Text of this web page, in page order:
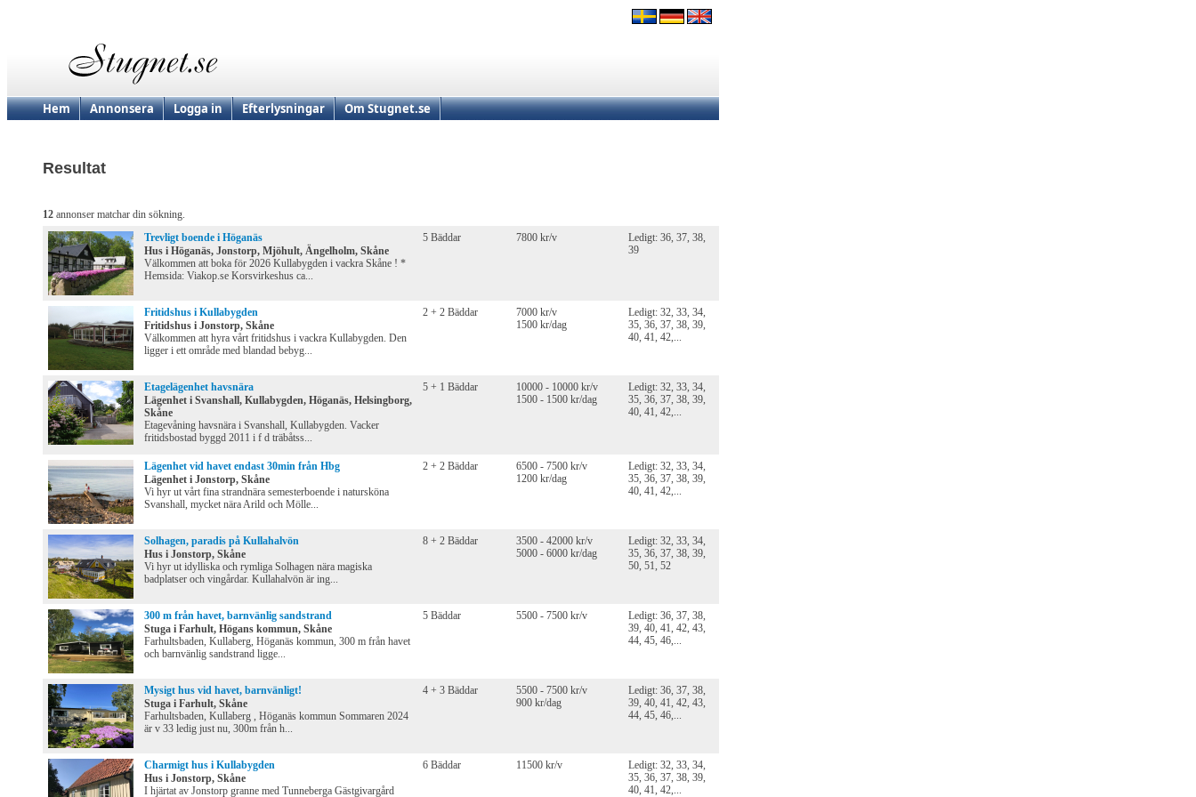
Hem Annonsera Logga in Efterlysningar Om Stugnet.se
Resultat
12 annonser matchar din sökning.
Trevligt boende i Höganäs
Hus i Höganäs, Jonstorp, Mjöhult, Ängelholm, Skåne
Välkommen att boka för 2026 Kullabygden i vackra Skåne ! *
Hemsida: Viakop.se Korsvirkeshus ca...
5 Bäddar 7800 kr/v
Ledigt: 36, 37, 38,
39
Fritidshus i Kullabygden
Fritidshus i Jonstorp, Skåne
Välkommen att hyra vårt fritidshus i vackra Kullabygden. Den
ligger i ett område med blandad bebyg...
2 + 2 Bäddar
7000 kr/v
1500 kr/dag
Ledigt: 32, 33, 34,
35, 36, 37, 38, 39,
40, 41, 42,...
Etagelägenhet havsnära
Lägenhet i Svanshall, Kullabygden, Höganäs, Helsingborg,
Skåne
Etagevåning havsnära i Svanshall, Kullabygden. Vacker
fritidsbostad byggd 2011 i f d träbåtss...
5 + 1 Bäddar
10000 - 10000 kr/v
1500 - 1500 kr/dag
Ledigt: 32, 33, 34,
35, 36, 37, 38, 39,
40, 41, 42,...
Lägenhet vid havet endast 30min från Hbg
Lägenhet i Jonstorp, Skåne
Vi hyr ut vårt fina strandnära semesterboende i natursköna
Svanshall, mycket nära Arild och Mölle...
2 + 2 Bäddar
6500 - 7500 kr/v
1200 kr/dag
Ledigt: 32, 33, 34,
35, 36, 37, 38, 39,
40, 41, 42,...
Solhagen, paradis på Kullahalvön
Hus i Jonstorp, Skåne
Vi hyr ut idylliska och rymliga Solhagen nära magiska
badplatser och vingårdar. Kullahalvön är ing...
8 + 2 Bäddar
3500 - 42000 kr/v
5000 - 6000 kr/dag
Ledigt: 32, 33, 34,
35, 36, 37, 38, 39,
50, 51, 52
300 m från havet, barnvänlig sandstrand
Stuga i Farhult, Högans kommun, Skåne
Farhultsbaden, Kullaberg, Höganäs kommun, 300 m från havet
och barnvänlig sandstrand ligge...
5 Bäddar 5500 - 7500 kr/v
Ledigt: 36, 37, 38,
39, 40, 41, 42, 43,
44, 45, 46,...
Mysigt hus vid havet, barnvänligt!
Stuga i Farhult, Skåne
Farhultsbaden, Kullaberg , Höganäs kommun Sommaren 2024
är v 33 ledig just nu, 300m från h...
4 + 3 Bäddar
5500 - 7500 kr/v
900 kr/dag
Ledigt: 36, 37, 38,
39, 40, 41, 42, 43,
44, 45, 46,...
Charmigt hus i Kullabygden
Hus i Jonstorp, Skåne
I hjärtat av Jonstorp granne med Tunneberga Gästgivargård
6 Bäddar 11500 kr/v
Ledigt: 32, 33, 34,
35, 36, 37, 38, 39,
40, 41, 42,...